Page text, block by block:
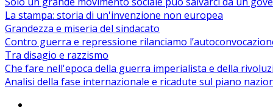
La stampa: storia di un'invenzione non europea
Grandezza e miseria del sindacato
Contro guerra e repressione rilanciamo
Tra disagio e razzismo
Che fare nell'epoca della guerra imperialista e della
Analisi della fase internazionale e ricadute sul piano